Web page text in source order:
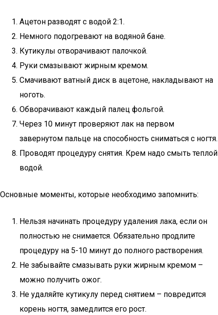
Ацетон разводят с водой 2:1.
Немного подогревают на водяной бане.
Кутикулы отворачивают палочкой.
Руки смазывают жирным кремом.
Смачивают ватный диск в ацетоне, накладывают на
ноготь.
Обворачивают каждый палец фольгой.
Через 10 минут проверяют лак на первом
завернутом пальце на способность сниматься с ногтя.
Проводят процедуру снятия. Крем надо смыть теплой
водой.
Основные моменты, которые необходимо запомнить:
Нельзя начинать процедуру удаления лака, если он
полностью не снимается. Обязательно продлите
процедуру на 5-10 минут до полного растворения.
Не забывайте смазывать руки жирным кремом –
можно получить ожог.
Не удаляйте кутикулу перед снятием – повредится
корень ногтя, замедлится его рост.